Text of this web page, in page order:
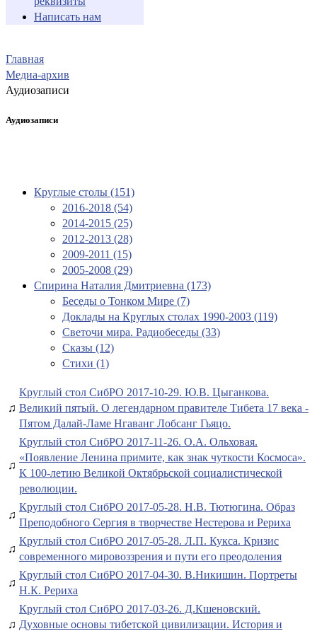
Написать нам
Главная
Медиа-архив
Аудиозаписи
Аудиозаписи
Круглые столы (151)
2016-2018 (54)
2014-2015 (25)
2012-2013 (28)
2009-2011 (15)
2005-2008 (29)
Спирина Наталия Дмитриевна (173)
Беседы о Тонком Мире (7)
Доклады на Круглых столах 1990-2003 (119)
Светочи мира. Радиобеседы (33)
Сказы (12)
Стихи (1)
♫
Круглый стол СибРО 2017-10-29. Ю.В. Цыганкова.
Великий пятый. О легендарном правителе Тибета 17 века -
Пятом Далай-Ламе Нгаванг Лобсанг Гьяцо.
♫
Круглый стол СибРО 2017-11-26. О.А. Ольховая.
«Появление Ленина примите, как знак чуткости Космоса».
К 100-летию Великой Октябрьской социалистической
революции.
♫
Круглый стол СибРО 2017-05-28. Н.В. Тютюгина. Образ
Преподобного Сергия в творчестве Нестерова и Рериха
♫
Круглый стол СибРО 2017-05-28. Л.П. Кукса. Кризис
современного мировоззрения и пути его преодоления
♫
Круглый стол СибРО 2017-04-30. В.Никишин. Портреты
Н.К. Рериха
♫
Круглый стол СибРО 2017-03-26. Д.Кшеновский.
Духовные основы тибетской цивилизации. История и